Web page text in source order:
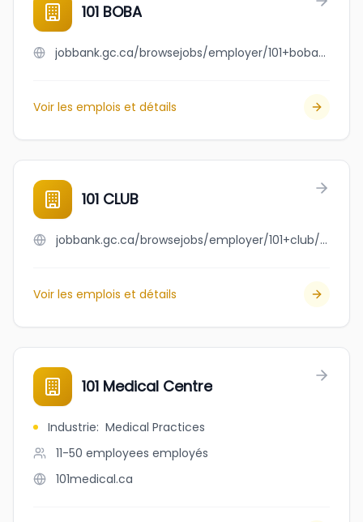
101 BOBA
jobbank.gc.ca/browsejobs/employer/101+boba/ca
Voir les emplois et détails
101 CLUB
jobbank.gc.ca/browsejobs/employer/101+club/ca
Voir les emplois et détails
101 Medical Centre
Industrie: Medical Practices
11-50 employees employés
101medical.ca